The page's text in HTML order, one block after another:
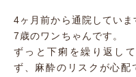
4ヶ月前から通院していま
7歳のワンちゃんです。
ずっと下痢を繰り返し
ず、麻酔のリスクが心配